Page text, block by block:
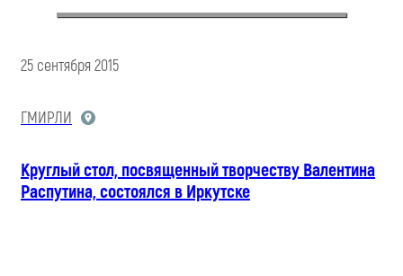
25 сентября 2015
ГМИРЛИ
Круглый стол, посвященный творчеству Валентина
Распутина, состоялся в Иркутске